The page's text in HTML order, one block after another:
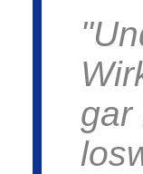
gar